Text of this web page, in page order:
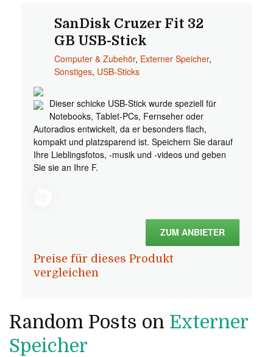
SanDisk Cruzer Fit 32
GB USB-Stick
Computer & Zubehör, Externer Speicher,
Sonstiges, USB-Sticks
Dieser schicke USB-Stick wurde speziell für
Notebooks, Tablet-PCs, Fernseher oder
Autoradios entwickelt, da er besonders flach,
kompakt und platzsparend ist. Speichern Sie darauf
Ihre Lieblingsfotos, -musik und -videos und geben
Sie sie an Ihre F.
ZUM ANBIETER
Preise für dieses Produkt
vergleichen
Random Posts on Externer
Speicher